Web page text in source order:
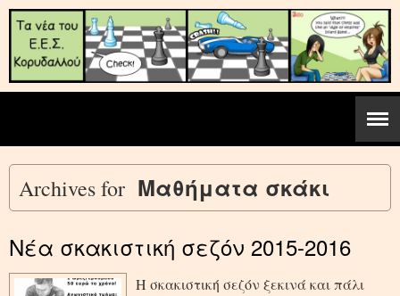
Archives for Μαθήματα σκάκι
Νέα σκακιστική σεζόν 2015-2016
Η σκακιστική σεζόν ξεκινά και πάλι